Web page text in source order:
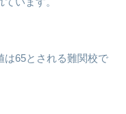
は65とされる難関校で